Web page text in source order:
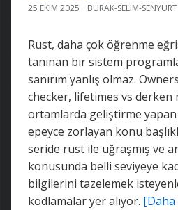
25 EKIM 2025 BURAK-SELIM-SENYURT
Rust, daha çok öğrenme
tanınan bir sistem
sanırım yanlış olmaz.
checker, lifetimes vs derken
ortamlarda geliştirme yapan
epeyce zorlayan konu
seride rust ile uğraşmış ve
konusunda belli seviyeye
bilgilerini tazelemek
kodlamalar yer alıyor.